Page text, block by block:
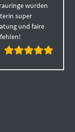
wurden
super
und faire